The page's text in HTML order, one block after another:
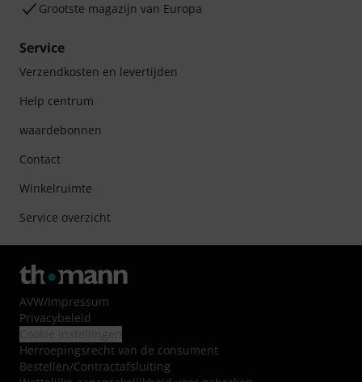
Grootste magazijn van Europa
Service
Verzendkosten en levertijden
Help centrum
waardebonnen
Contact
Winkelruimte
Service overzicht
AVW/Impressum
Privacybeleid
Herroepingsrecht van de consument
Bestellen/Contractafsluiting